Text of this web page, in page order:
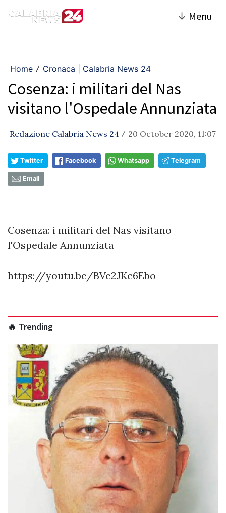
↓ Menu
Home / Cronaca | Calabria News 24
Cosenza: i militari del Nas
visitano l'Ospedale Annunziata
Redazione Calabria News 24 / 20 October 2020, 11:07
Twitter Facebook Whatsapp Telegram
Email
Cosenza: i militari del Nas visitano
l'Ospedale Annunziata
https://youtu.be/BVe2JKc6Ebo
🔥 Trending